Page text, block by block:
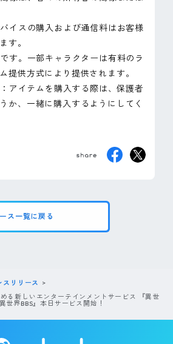
イスの購入および通信料はお客様
す。
す。一部キャラクターは有料のラ
提供方式により提供されます。
アイテムを購入する際は、保護者
か、一緒に購入するようにしてく
ス一覧に戻る
スリリース
る新しいエンターテインメントサービス 『異世
界BBS』本日サービス開始！